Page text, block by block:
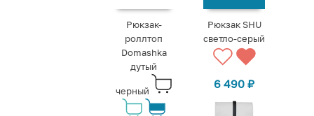
Рюкзак-
роллтоп
Domashka
дутый
черный
Рюкзак SHU
светло-серый
6 490₽